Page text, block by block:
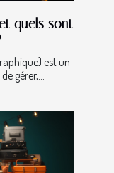
quels sont
est un
gérer,...